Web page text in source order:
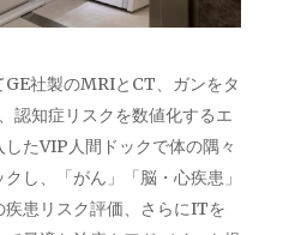
社製のMRIとCT、ガンをタ
認知症リスクを数値化するエ
たVIP人間ドックで体の隅々
し、「がん」「脳・心疾患」
疾患リスク評価、さらにITを